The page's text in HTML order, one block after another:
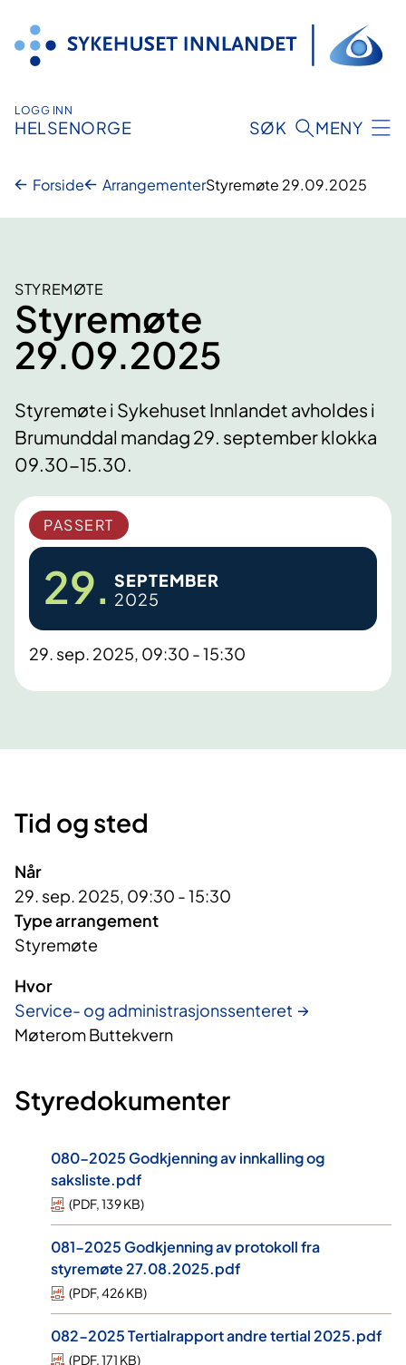
innhold
LOGG INN
HELSENORGE SØK MENY
Forside ArrangementerStyremøte 29.09.2025
STYREMØTE
Styremøte
29.09.2025
Styremøte i Sykehuset Innlandet avholdes i
Brumunddal mandag 29. september klokka
09.30-15.30.
PASSERT
29. SEPTEMBER
2025
29. sep. 2025, 09:30 - 15:30
Tid og sted
Når
29. sep. 2025, 09:30 - 15:30
Type arrangement
Styremøte
Hvor
Service- og administrasjonssenteret
Møterom Buttekvern
Styredokumenter
080-2025 Godkjenning av innkalling og
saksliste.pdf
(PDF,139 KB)
081-2025 Godkjenning av protokoll fra
styremøte 27.08.2025.pdf
(PDF,426 KB)
082-2025 Tertialrapport andre tertial 2025.pdf
(PDF,171 KB)